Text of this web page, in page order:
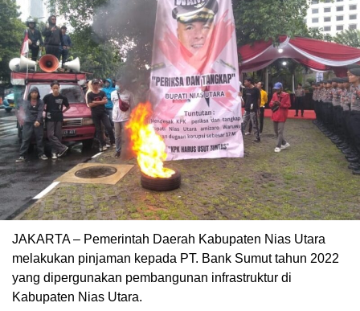
JAKARTA – Pemerintah Daerah Kabupaten Nias Utara
melakukan pinjaman kepada PT. Bank Sumut tahun 2022
yang dipergunakan pembangunan infrastruktur di
Kabupaten Nias Utara.